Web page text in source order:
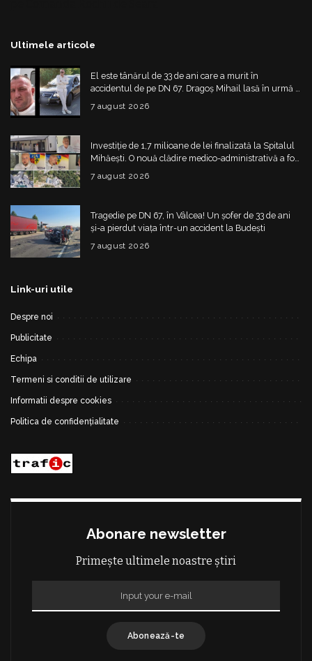
Ultimele articole
El este tânărul de 33 de ani care a murit în
accidentul de pe DN 67. Dragoș Mihail lasă în urmă o
7 august 2026
Investiție de 1,7 milioane de lei finalizată la Spitalul
Mihăești. O nouă clădire medico-administrativă a fost
construită
7 august 2026
Tragedie pe DN 67, în Vâlcea! Un șofer de 33 de ani
și-a pierdut viața într-un accident la Budești
7 august 2026
Link-uri utile
Despre noi
Publicitate
Echipa
Termeni si conditii de utilizare
Informatii despre cookies
Politica de confidențialitate
Abonare newsletter
Primește ultimele noastre știri
Abonează-te